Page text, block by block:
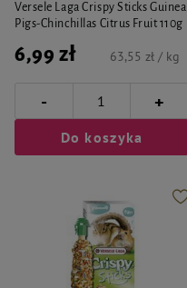
Versele Laga Crispy Sticks Guinea
Pigs-Chinchillas Citrus Fruit 110g
6,99 zł 63,55 zł / kg
- +
Do koszyka